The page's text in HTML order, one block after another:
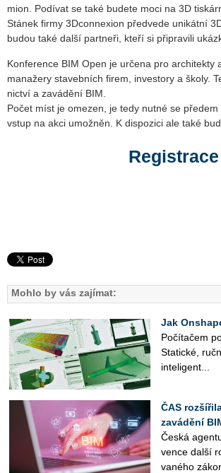
mi­on. Po­dí­vat se také bu­de­te moci na 3D
Stá­nek firmy 3D­con­nexi­on před­ve­de uni­kát­ní
budou také další part­ne­ři, kteří si při­pra­vi­li
Kon­fe­ren­ce BIM Open je ur­če­na pro ar­chi­tek­ty
ma­na­že­ry sta­veb­ních firem, in­ves­to­ry a školy.
nic­tví a za­vá­dě­ní BIM.
Počet míst je ome­zen, je tedy nutné se
vstup na akci umož­něn. K dispozici ale také
Mohlo by vás zajímat:
Jak
Po­čí­ta­čem
Sta­tic­ké,
in­te­li­gent­...
ČAS
zavádění
Česká
ven­ce další
va­né­ho